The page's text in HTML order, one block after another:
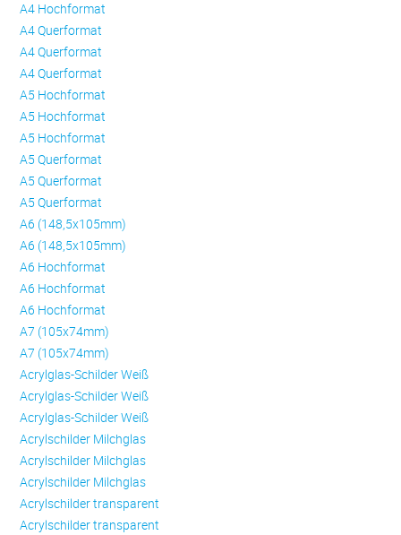
A4 Hochformat
A4 Querformat
A4 Querformat
A4 Querformat
A5 Hochformat
A5 Hochformat
A5 Hochformat
A5 Querformat
A5 Querformat
A5 Querformat
A6 (148,5x105mm)
A6 (148,5x105mm)
A6 Hochformat
A6 Hochformat
A6 Hochformat
A7 (105x74mm)
A7 (105x74mm)
Acrylglas-Schilder Weiß
Acrylglas-Schilder Weiß
Acrylglas-Schilder Weiß
Acrylschilder Milchglas
Acrylschilder Milchglas
Acrylschilder Milchglas
Acrylschilder transparent
Acrylschilder transparent